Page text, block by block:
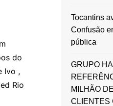
do
Ivo ,
Rio
Tocantins
Confusão
pública
GRUPO
MILHÃO
CLIENTES